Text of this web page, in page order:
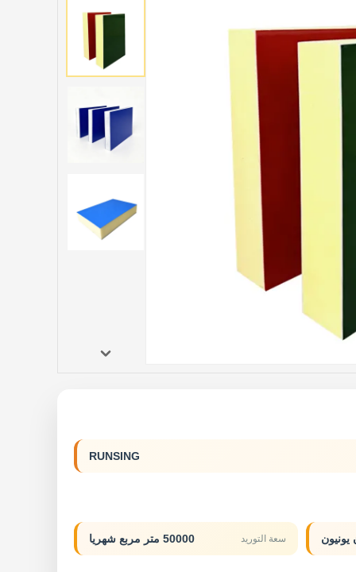
RUNSING
سعة التوريد 50000 متر مربع شهريا